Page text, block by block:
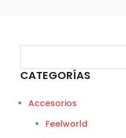
CATEGORÍAS
Accesorios
Feelworld